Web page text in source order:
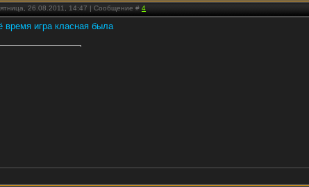
26.08.2011, 14:47 | Сообщение # 4
время игра класная была